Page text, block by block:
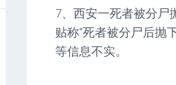
7、西安一死者被分尸
贴称“死者被分尸后抛
等信息不实。